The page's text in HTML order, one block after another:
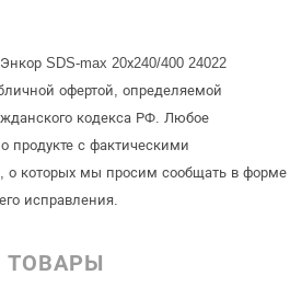
SDS-max 20х240/400 24022
офертой, определяемой
кодекса РФ. Любое
продукте с фактическими
о которых мы просим сообщать в форме
исправления.